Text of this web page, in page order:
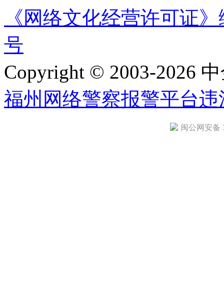
《网络文化经营许可证
号
Copyright © 2003-2026
福州网络警察报警平台违
闽公网安备